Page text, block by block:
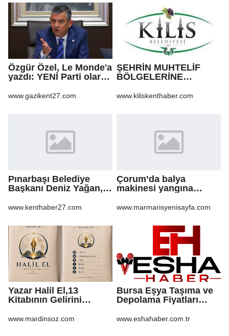
Özgür Özel, Le Monde'a
yazdı: YENİ Parti olarak
öneriyoruz
www.gazikent27.com
ŞEHRİN MUHTELİF
BÖLGELERİNE
VE BOZULAN
www.kiliskenthaber.com
Pınarbaşı Belediye
Başkanı Deniz Yağan,
www.kenthaber27.com
Çorum’da balya
makinesi yangına
anız küle döndü
www.marmarisyenisayfa.com
Yazar Halil El,13
Kitabının Gelirini
www.mardinsoz.com
Bursa Eşya Taşıma ve
Depolama Fiyatları
İçin Bilinmesi
www.eshahaber.com.tr